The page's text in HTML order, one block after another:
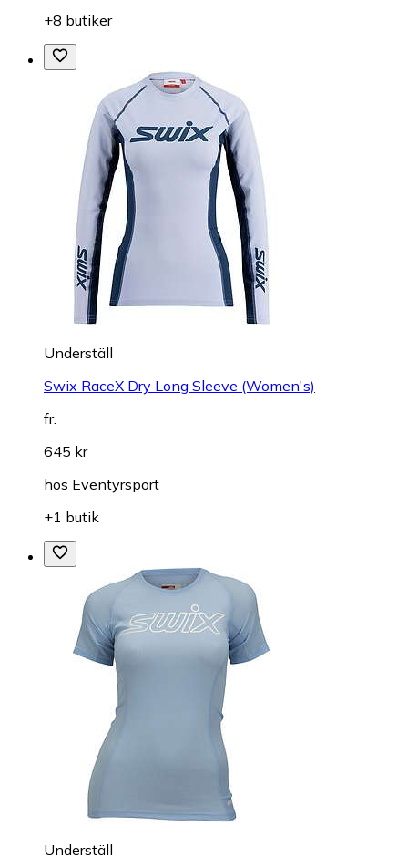
+8 butiker
Underställ
Swix RaceX Dry Long Sleeve (Women's)
fr.
645 kr
hos Eventyrsport
+1 butik
Underställ